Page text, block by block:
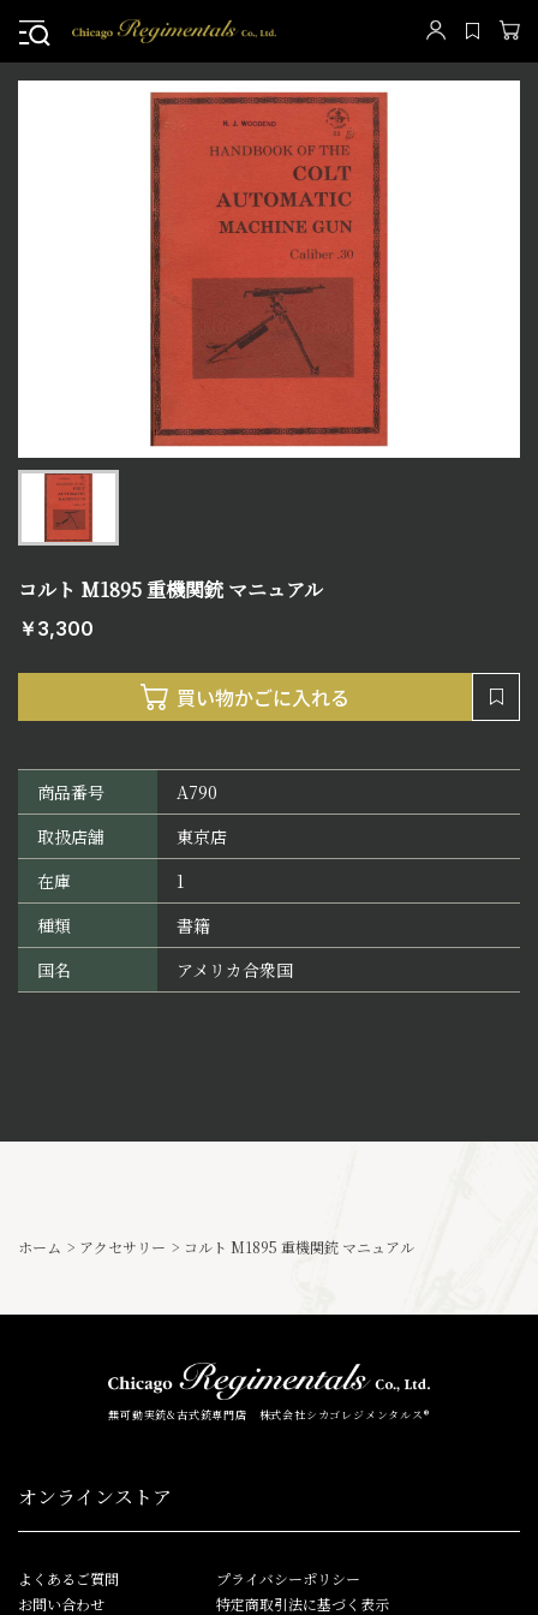
コルト M1895 重機関銃 マニュアル
￥3,300
商品番号
A790
取扱店舗
東京店
在庫
1
種類
書籍
国名
アメリカ合衆国
ホーム > アクセサリー > コルト M1895 重機関銃 マニュアル
無可動実銃&古式銃専門店 株式会社シカゴレジメンタルス®
オンラインストア
よくあるご質問
お問い合わせ
プライバシーポリシー
特定商取引法に基づく表示